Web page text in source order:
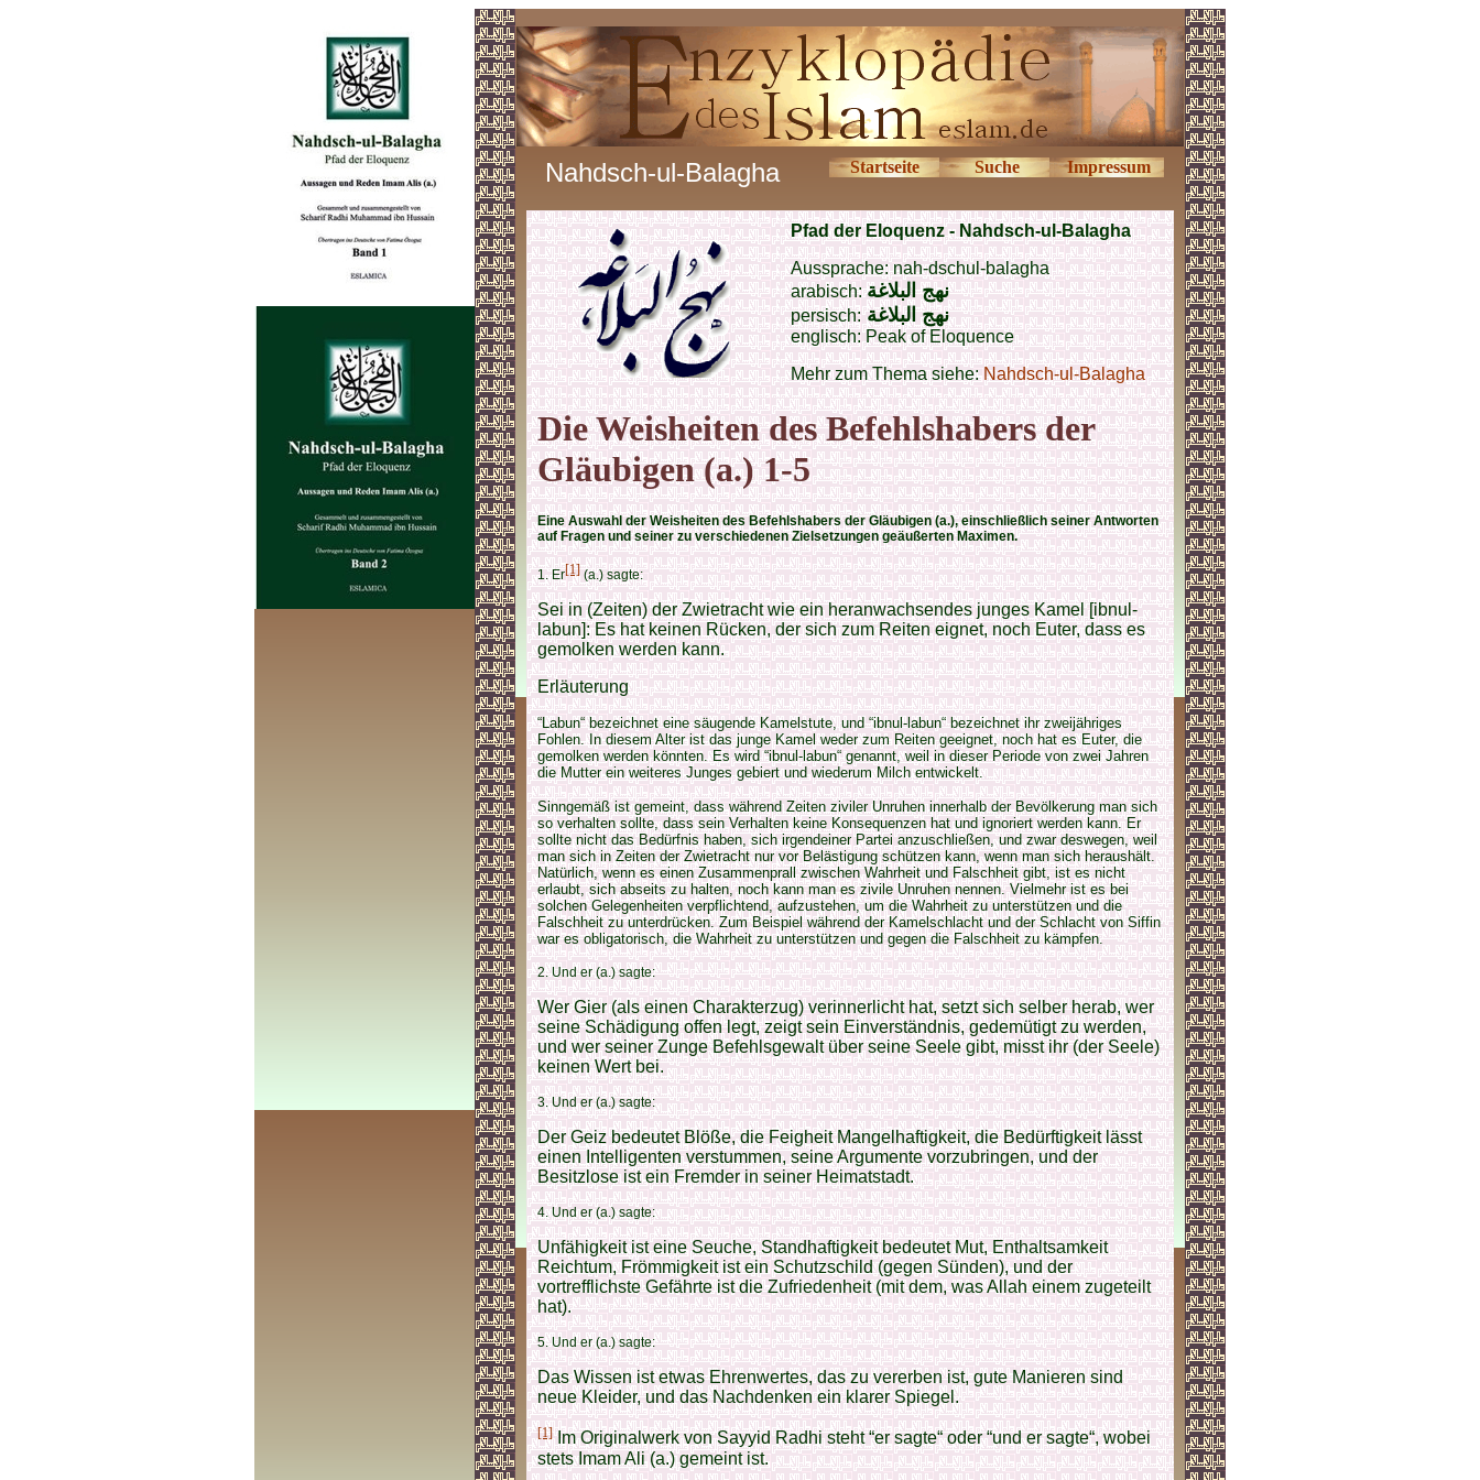
Nahdsch-ul-Balagha Startseite Suche Impressum
Pfad der Eloquenz - Nahdsch-ul-Balagha
Aussprache: nah-dschul-balagha
arabisch:
نهج البلاغة
persisch: نهج البلاغة
englisch: Peak of Eloquence
Mehr zum Thema siehe:Nahdsch-ul-Balagha
Die Weisheiten des Befehlshabers der
Gläubigen (a.) 1-5
Eine Auswahl der Weisheiten des Befehlshabers der Gläubigen (a.), einschließlich seiner Antworten
auf Fragen und seiner zu verschiedenen Zielsetzungen geäußerten Maximen.
1. Er[1] (a.) sagte:
Sei in (Zeiten) der Zwietracht wie ein heranwachsendes junges Kamel [ibnul-
labun]: Es hat keinen Rücken, der sich zum Reiten eignet, noch Euter, dass es
gemolken werden kann.
Erläuterung
“Labun“ bezeichnet eine säugende Kamelstute, und “ibnul-labun“ bezeichnet ihr zweijähriges
Fohlen. In diesem Alter ist das junge Kamel weder zum Reiten geeignet, noch hat es Euter, die
gemolken werden könnten. Es wird “ibnul-labun“ genannt, weil in dieser Periode von zwei Jahren
die Mutter ein weiteres Junges gebiert und wiederum Milch entwickelt.
Sinngemäß ist gemeint, dass während Zeiten ziviler Unruhen innerhalb der Bevölkerung man sich
so verhalten sollte, dass sein Verhalten keine Konsequenzen hat und ignoriert werden kann. Er
sollte nicht das Bedürfnis haben, sich irgendeiner Partei anzuschließen, und zwar deswegen, weil
man sich in Zeiten der Zwietracht nur vor Belästigung schützen kann, wenn man sich heraushält.
Natürlich, wenn es einen Zusammenprall zwischen Wahrheit und Falschheit gibt, ist es nicht
erlaubt, sich abseits zu halten, noch kann man es zivile Unruhen nennen. Vielmehr ist es bei
solchen Gelegenheiten verpflichtend, aufzustehen, um die Wahrheit zu unterstützen und die
Falschheit zu unterdrücken. Zum Beispiel während der Kamelschlacht und der Schlacht von Siffin
war es obligatorisch, die Wahrheit zu unterstützen und gegen die Falschheit zu kämpfen.
2. Und er (a.) sagte:
Wer Gier (als einen Charakterzug) verinnerlicht hat, setzt sich selber herab, wer
seine Schädigung offen legt, zeigt sein Einverständnis, gedemütigt zu werden,
und wer seiner Zunge Befehlsgewalt über seine Seele gibt, misst ihr (der Seele)
keinen Wert bei.
3. Und er (a.) sagte:
Der Geiz bedeutet Blöße, die Feigheit Mangelhaftigkeit, die Bedürftigkeit lässt
einen Intelligenten verstummen, seine Argumente vorzubringen, und der
Besitzlose ist ein Fremder in seiner Heimatstadt.
4. Und er (a.) sagte:
Unfähigkeit ist eine Seuche, Standhaftigkeit bedeutet Mut, Enthaltsamkeit
Reichtum, Frömmigkeit ist ein Schutzschild (gegen Sünden), und der
vortrefflichste Gefährte ist die Zufriedenheit (mit dem, was Allah einem zugeteilt
hat).
5. Und er (a.) sagte:
Das Wissen ist etwas Ehrenwertes, das zu vererben ist, gute Manieren sind
neue Kleider, und das Nachdenken ein klarer Spiegel.
[1]Im Originalwerk von Sayyid Radhi steht “er sagte“ oder “und er sagte“, wobei
stets Imam Ali (a.) gemeint ist.